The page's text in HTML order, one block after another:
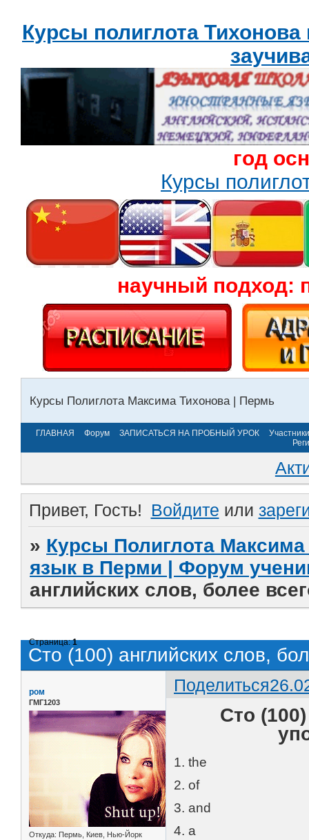
Курсы полиглота
год
Курсы
научный подход:
Курсы Полиглота Максима Тихонова | Пермь
ГЛАВНАЯ Форум ЗАПИСАТЬСЯ НА ПРОБНЫЙ УРОК
Участники
Привет, Гость! Войдите или
» Курсы Полиглота
язык в Перми | Форум
английских слов, более
Сто (100) английских слов,
Страница:1
Поделиться
ром
ГМГ1203
Откуда: Пермь, Киев, Нью-Йорк
Сто
1. the
2. of
3. and
4. a